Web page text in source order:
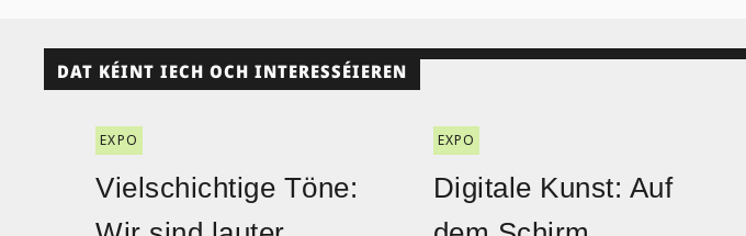
DAT KÉINT IECH OCH INTERESSÉIEREN
EXPO
Vielschichtige Töne:
EXPO
Digitale Kunst: Auf